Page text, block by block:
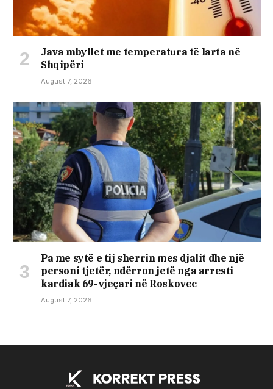
Java mbyllet me temperatura të larta në
Shqipëri
August 7, 2026
Pa me sytë e tij sherrin mes djalit dhe një
personi tjetër, ndërron jetë nga arresti
kardiak 69-vjeçari në Roskovec
August 7, 2026